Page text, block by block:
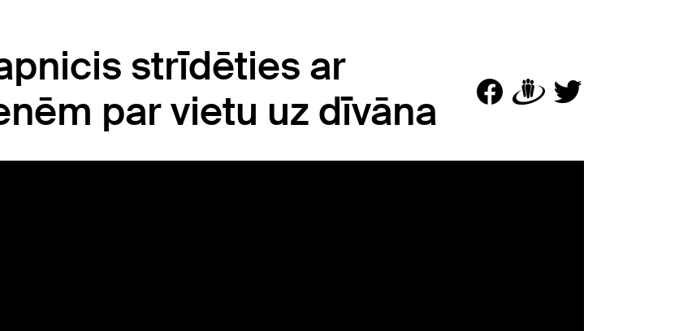
strīdēties ar
par vietu uz dīvāna